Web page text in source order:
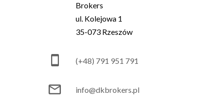
Brokers
ul. Kolejowa 1
35-073 Rzeszów
(+48) 791 951 791
info@dkbrokers.pl